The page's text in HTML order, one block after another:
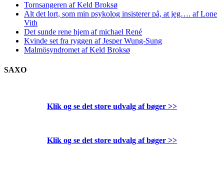
Tornsangeren af Keld Broksø
Alt det lort, som min psykolog insisterer på, at jeg…. af Lone
Vith
Det sunde rene hjem af michael René
Kvinde set fra ryggen af Jesper Wung-Sung
Malmösyndromet af Keld Broksø
SAXO
Klik og se det store udvalg af bøger >>
Klik og se det store udvalg af bøger >>